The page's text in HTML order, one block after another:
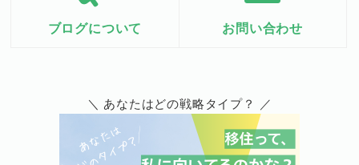
ブログについて お問い合わせ
＼ あなたはどの戦略タイプ？ ／